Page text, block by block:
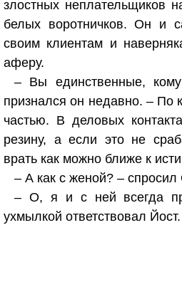
злостных неплательщиков
белых воротничков. Он и
своим клиентам и
аферу.
– Вы единственные,
признался он недавно. – По
частью. В деловых
резину, а если это не
врать как можно ближе к
– А как с женой? – спросил
– О, я и с ней всегда
ухмылкой ответствовал Йост.